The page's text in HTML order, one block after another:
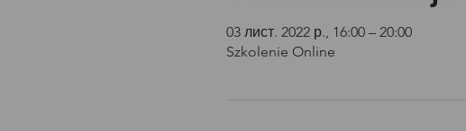
03 лист. 2022 р., 16:00 – 20:00
Szkolenie Online